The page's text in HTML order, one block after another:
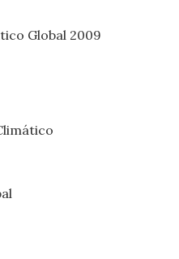
Global 2009